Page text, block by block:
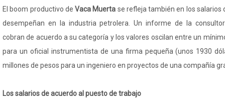
El boom productivo de Vaca Muerta se refleja también en los salarios
desempeñan en la industria petrolera. Un informe de la
cobran de acuerdo a su categoría y los valores oscilan entre un
para un oficial instrumentista de una firma pequeña (unos 1930
millones de pesos para un ingeniero en proyectos de una compañía
Los salarios de acuerdo al puesto de trabajo